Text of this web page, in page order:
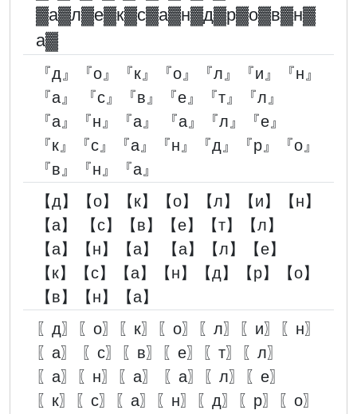
▓︎а▓︎л▓︎е▓︎к▓︎с▓︎а▓︎н▓︎д▓︎р▓︎о▓︎в▓︎н▓︎
а▓︎
『д』『о』『к』『о』『л』『и』『н』
『а』 『с』『в』『е』『т』『л』
『а』『н』『а』 『а』『л』『е』
『к』『с』『а』『н』『д』『р』『о』
『в』『н』『а』
【д】【о】【к】【о】【л】【и】【н】
【а】 【с】【в】【е】【т】【л】
【а】【н】【а】 【а】【л】【е】
【к】【с】【а】【н】【д】【р】【о】
【в】【н】【а】
〖д〗〖о〗〖к〗〖о〗〖л〗〖и〗〖н〗
〖а〗 〖с〗〖в〗〖е〗〖т〗〖л〗
〖а〗〖н〗〖а〗 〖а〗〖л〗〖е〗
〖к〗〖с〗〖а〗〖н〗〖д〗〖р〗〖о〗